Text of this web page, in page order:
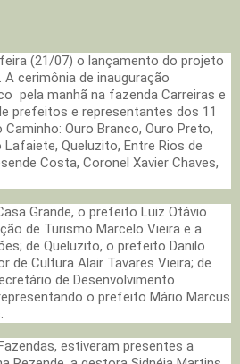
(21/07) o lançamento do projeto
A cerimônia de inauguração
pela manhã na fazenda Carreiras e
prefeitos e representantes dos 11
Ouro Branco, Ouro Preto,
Lafaiete, Queluzito, Entre Rios de
Costa, Coronel Xavier Chaves,
Grande, o prefeito Luiz Otávio
de Turismo Marcelo Vieira e a
de Queluzito, o prefeito Danilo
de Cultura Alair Tavares Vieira; de
de Desenvolvimento
o prefeito Mário Marcus
estiveram presentes a